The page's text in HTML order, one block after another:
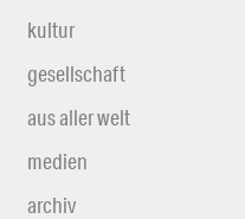
kultur
gesellschaft
aus aller welt
medien
archiv